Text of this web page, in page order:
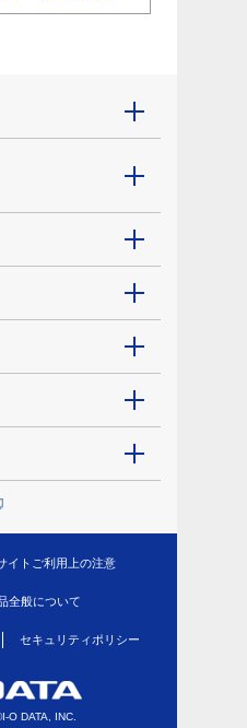
イトご利用上の注意
全般について
セキュリティポリシー
O DATA, INC.